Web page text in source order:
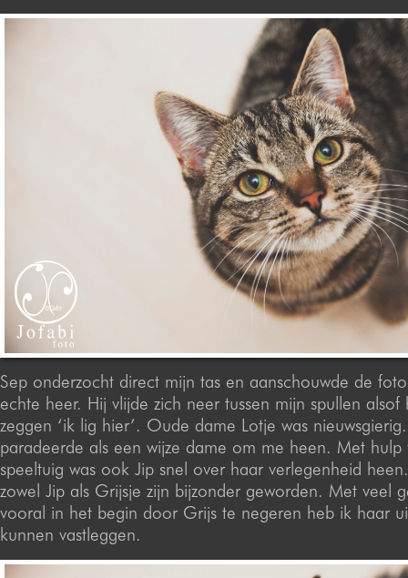
Sep onderzocht direct mijn tas en aanschouwde de
echte heer. Hij vlijde zich neer tussen mijn spullen alsof
zeggen ‘ik lig hier’. Oude dame Lotje was
paradeerde als een wijze dame om me heen. Met hulp
speeltuig was ook Jip snel over haar verlegenheid
zowel Jip als Grijsje zijn bijzonder geworden. Met veel
vooral in het begin door Grijs te negeren heb ik haar
kunnen vastleggen.